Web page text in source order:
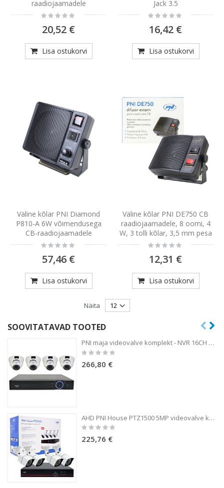
raadiojaamadele
Rating:
0%
20,52 €
Lisa ostukorvi
Jack 3.5
Rating:
0%
16,42 €
Lisa ostukorvi
Väline kõlar PNI Diamond
P810-A 6W võimendusega
CB-raadiojaamadele
Rating:
0%
57,46 €
Lisa ostukorvi
Väline kõlar PNI DE750 CB
raadiojaamadele, 8 oomi, 4
W, 3 tolli kõlar, 3,5 mm pesa
Rating:
0%
12,31 €
Lisa ostukorvi
Näita
SOOVITATAVAD TOOTED
PNI maja videovalve komplekt - NVR 16CH 1080P ja 4 kaamerat IP2DOME 1080P varifocal
Rating:
0%
266,80 €
AHD PNI House PTZ1500 5MP videovalve komplekt - DVR ja 4 väliskaamerat
Rating:
225,76 €